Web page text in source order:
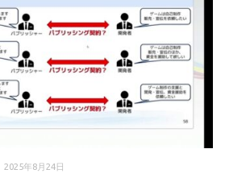
2025年8月24日